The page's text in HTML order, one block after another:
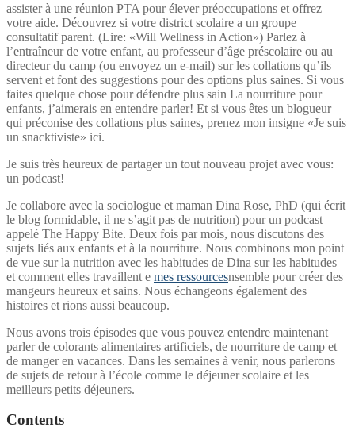
assister à une réunion PTA pour élever préoccupations et offrez
votre aide. Découvrez si votre district scolaire a un groupe
consultatif parent. (Lire: «Will Wellness in Action») Parlez à
l’entraîneur de votre enfant, au professeur d’âge préscolaire ou au
directeur du camp (ou envoyez un e-mail) sur les collations qu’ils
servent et font des suggestions pour des options plus saines. Si vous
faites quelque chose pour défendre plus sain La nourriture pour
enfants, j’aimerais en entendre parler! Et si vous êtes un blogueur
qui préconise des collations plus saines, prenez mon insigne «Je suis
un snacktiviste» ici.
Je suis très heureux de partager un tout nouveau projet avec vous:
un podcast!
Je collabore avec la sociologue et maman Dina Rose, PhD (qui écrit
le blog formidable, il ne s’agit pas de nutrition) pour un podcast
appelé The Happy Bite. Deux fois par mois, nous discutons des
sujets liés aux enfants et à la nourriture. Nous combinons mon point
de vue sur la nutrition avec les habitudes de Dina sur les habitudes –
et comment elles travaillent e mes ressourcesnsemble pour créer des
mangeurs heureux et sains. Nous échangeons également des
histoires et rions aussi beaucoup.
Nous avons trois épisodes que vous pouvez entendre maintenant
parler de colorants alimentaires artificiels, de nourriture de camp et
de manger en vacances. Dans les semaines à venir, nous parlerons
de sujets de retour à l’école comme le déjeuner scolaire et les
meilleurs petits déjeuners.
Contents